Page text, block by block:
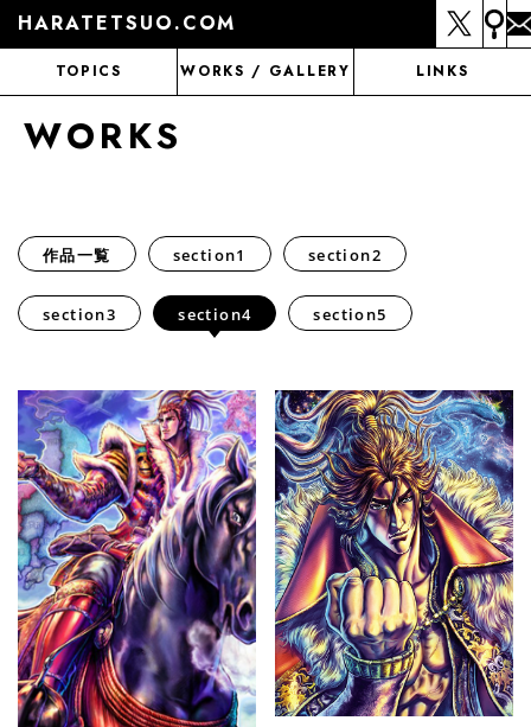
HARATETSUO.COM
TOPICS WORKS / GALLERY LINKS
WORKS
作品一覧 section1 section2
section3 section4 section5